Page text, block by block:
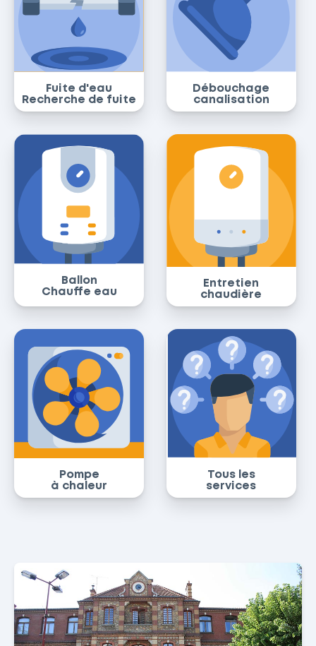
Fuite d'eau
Recherche de fuite
Débouchage
canalisation
Ballon
Chauffe eau
Entretien
chaudière
Pompe
à chaleur
Tous les
services